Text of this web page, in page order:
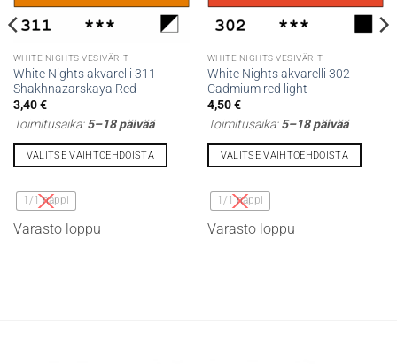
WHITE NIGHTS VESIVÄRIT
White Nights akvarelli 311
Shakhnazarskaya Red
3,40€
Toimitusaika:5–18 päivää
VALITSE VAIHTOEHDOISTA
tuotteella
on
useampi
1/1 nappi
Varasto loppu
WHITE NIGHTS VESIVÄRIT
White Nights akvarelli 302
Cadmium red light
4,50€
Toimitusaika:5–18 päivää
VALITSE VAIHTOEHDOISTA
tuotteella
on
useampi
1/1 nappi
Varasto loppu